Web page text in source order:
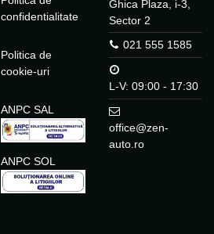
confidentialitate
Politica de
cookie-uri
ANPC SAL
ANPC SOL
Ghica Plaza, i-3,
Sector 2
021 555 1585
L-V: 09:00 - 17:30
office@zen-
auto.ro